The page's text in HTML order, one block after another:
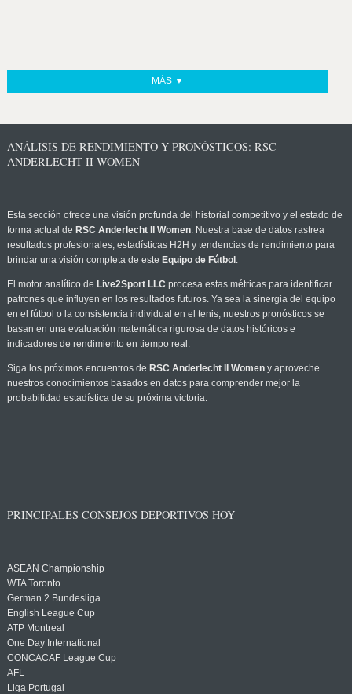
MÁS ▼
ANÁLISIS DE RENDIMIENTO Y PRONÓSTICOS: RSC
ANDERLECHT II WOMEN
Esta sección ofrece una visión profunda del historial competitivo y el estado de
forma actual de RSC Anderlecht II Women. Nuestra base de datos rastrea
resultados profesionales, estadísticas H2H y tendencias de rendimiento para
brindar una visión completa de este Equipo de Fútbol .
El motor analítico de Live2Sport LLC procesa estas métricas para identificar
patrones que influyen en los resultados futuros. Ya sea la sinergia del equipo
en el fútbol o la consistencia individual en el tenis, nuestros pronósticos se
basan en una evaluación matemática rigurosa de datos históricos e
indicadores de rendimiento en tiempo real.
Siga los próximos encuentros de RSC Anderlecht II Womeny aproveche
nuestros conocimientos basados en datos para comprender mejor la
probabilidad estadística de su próxima victoria.
PRINCIPALES CONSEJOS DEPORTIVOS HOY
ASEAN Championship
WTA Toronto
German 2 Bundesliga
English League Cup
ATP Montreal
One Day International
CONCACAF League Cup
AFL
Liga Portugal